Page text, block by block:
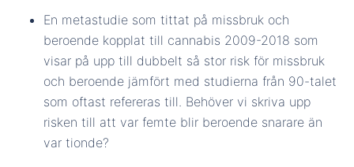
En metastudie som tittat på missbruk och
beroende kopplat till cannabis 2009-2018 som
visar på upp till dubbelt så stor risk för missbruk
och beroende jämfört med studierna från 90-talet
som oftast refereras till. Behöver vi skriva upp
risken till att var femte blir beroende snarare än
var tionde?